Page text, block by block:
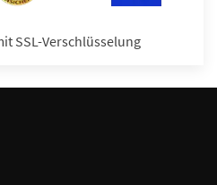
SSL-Verschlüsselung